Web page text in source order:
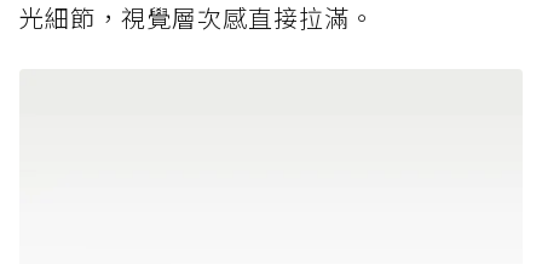
光細節，視覺層次感直接拉滿。